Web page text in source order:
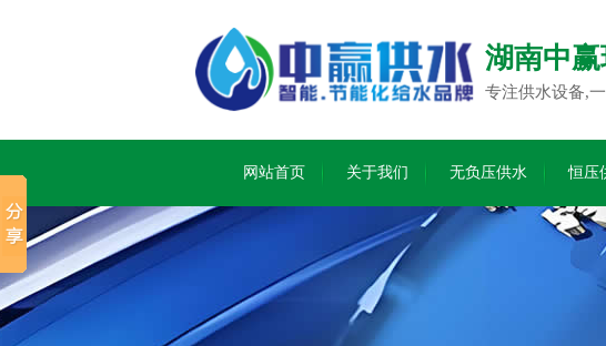
湖南中
专注供水设备,
网站首页 关于我们 无负压供水 恒压